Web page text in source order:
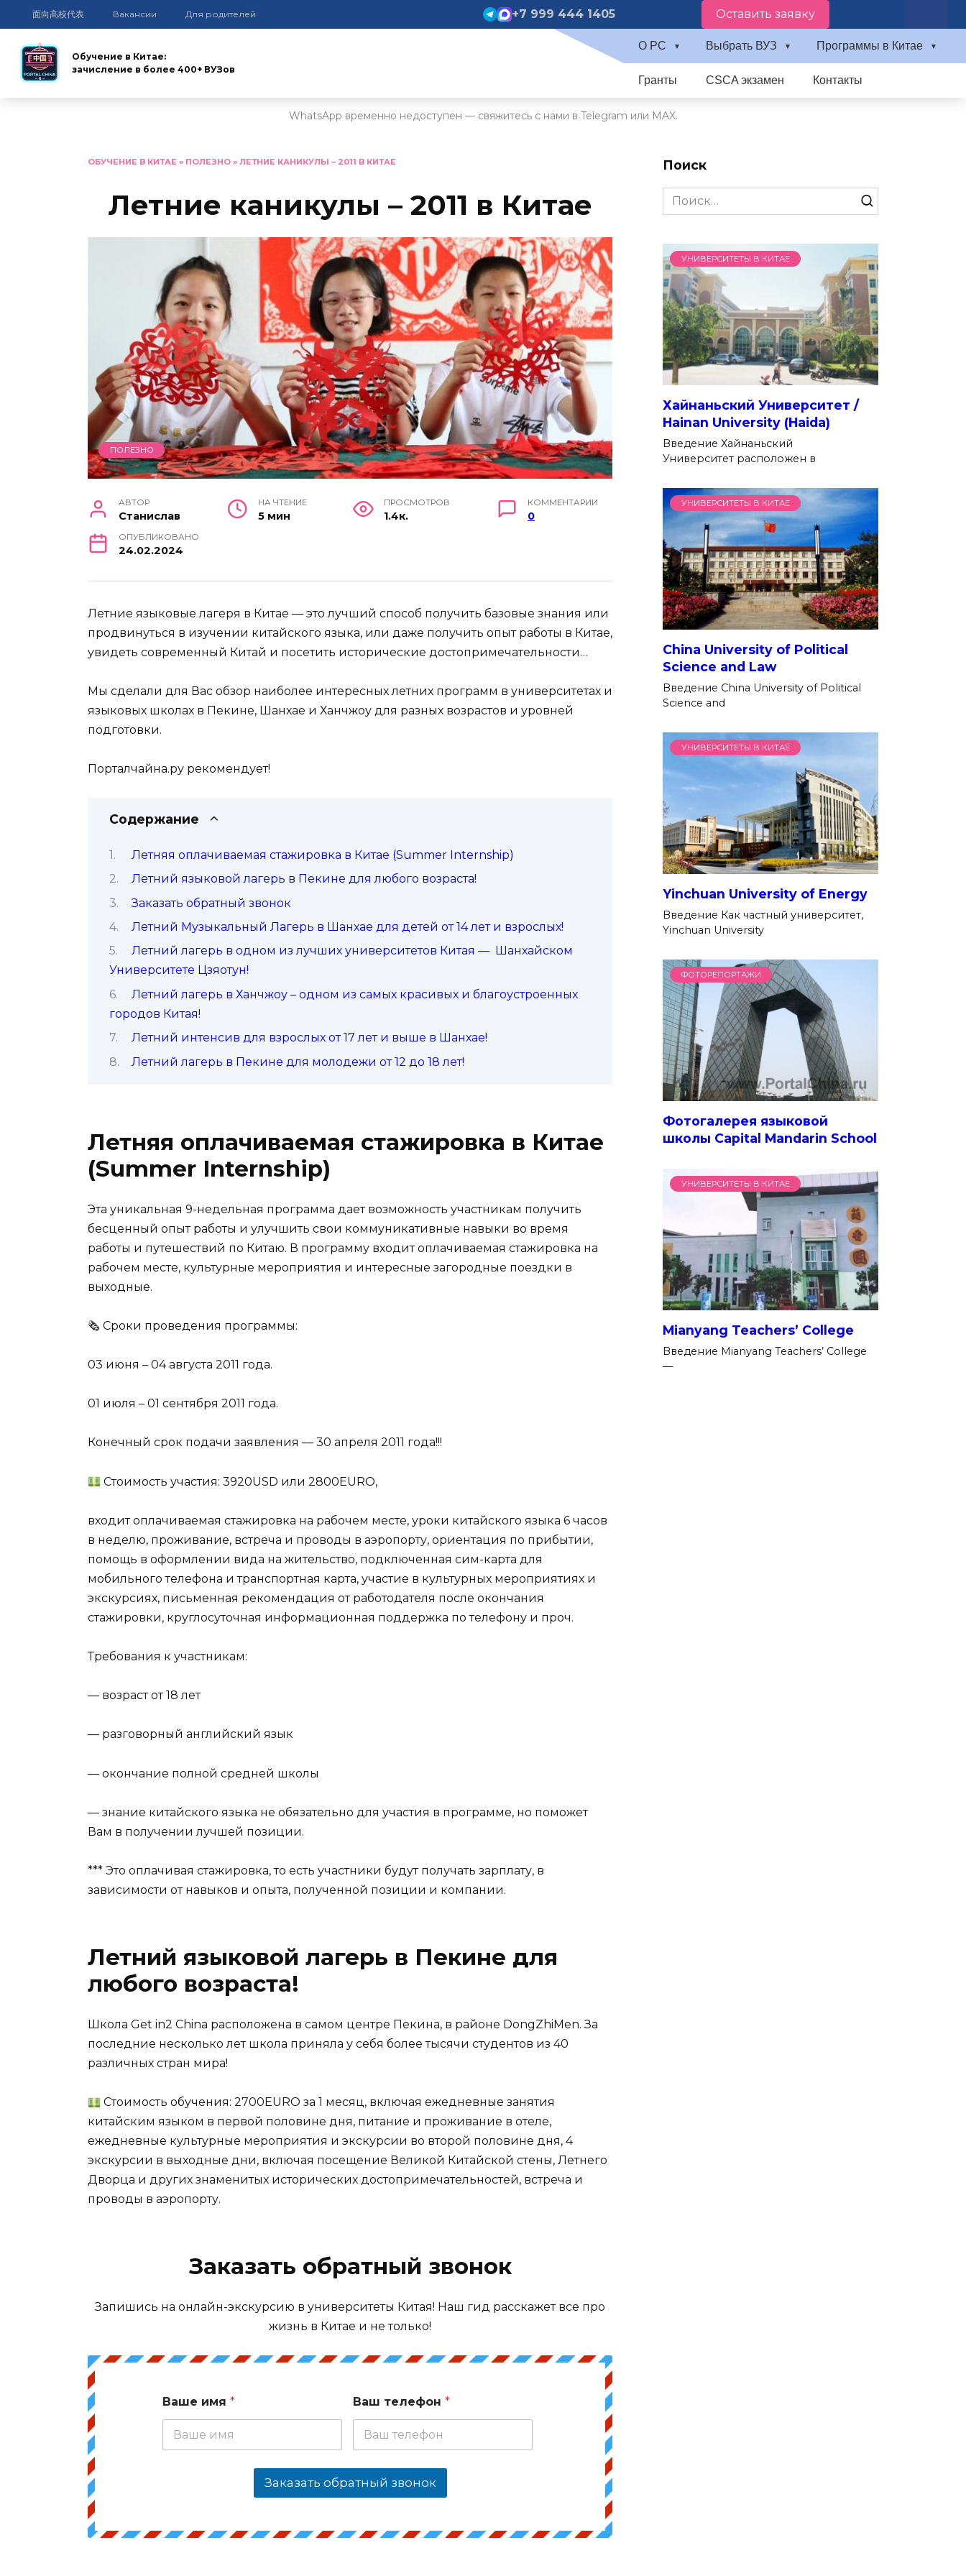
面向高校代表 Вакансии Для родителей +7 999 444 1405 Оставить заявку
Обучение в Китае:
зачисление в более 400+ ВУЗов
О PC Выбрать ВУЗ Программы в Китае
Гранты CSCA экзамен Контакты
WhatsApp временно недоступен — свяжитесь с нами в Telegram или MAX.
ОБУЧЕНИЕ В КИТАЕ » ПОЛЕЗНО » ЛЕТНИЕ КАНИКУЛЫ – 2011 В КИТАЕ
Летние каникулы – 2011 в Китае
ПОЛЕЗНО
АВТОР
Станислав
НА ЧТЕНИЕ
5 мин
ПРОСМОТРОВ
1.4к.
КОММЕНТАРИИ
0
ОПУБЛИКОВАНО
24.02.2024
Летние языковые лагеря в Китае — это лучший способ получить базовые знания или
продвинуться в изучении китайского языка, или даже получить опыт работы в Китае,
увидеть современный Китай и посетить исторические достопримечательности…
Мы сделали для Вас обзор наиболее интересных летних программ в университетах и
языковых школах в Пекине, Шанхае и Ханчжоу для разных возрастов и уровней
подготовки.
Порталчайна.ру рекомендует!
Содержание
Летняя оплачиваемая стажировка в Китае (Summer Internship)
Летний языковой лагерь в Пекине для любого возраста!
Заказать обратный звонок
Летний Музыкальный Лагерь в Шанхае для детей от 14 лет и взрослых!
Летний лагерь в одном из лучших университетов Китая — Шанхайском
Университете Цзяотун!
Летний лагерь в Ханчжоу – одном из самых красивых и благоустроенных
городов Китая!
Летний интенсив для взрослых от 17 лет и выше в Шанхае!
Летний лагерь в Пекине для молодежи от 12 до 18 лет!
Летняя оплачиваемая стажировка в Китае
(Summer Internship)
Эта уникальная 9-недельная программа дает возможность участникам получить
бесценный опыт работы и улучшить свои коммуникативные навыки во время
работы и путешествий по Китаю. В программу входит оплачиваемая стажировка на
рабочем месте, культурные мероприятия и интересные загородные поездки в
выходные.
🗞 Сроки проведения программы:
03 июня – 04 августа 2011 года.
01 июля – 01 сентября 2011 года.
Конечный срок подачи заявления — 30 апреля 2011 года!!!
Стоимость участия: 3920USD или 2800EURO,
входит оплачиваемая стажировка на рабочем месте, уроки китайского языка 6 часов
в неделю, проживание, встреча и проводы в аэропорту, ориентация по прибытии,
помощь в оформлении вида на жительство, подключенная сим-карта для
мобильного телефона и транспортная карта, участие в культурных мероприятиях и
экскурсиях, письменная рекомендация от работодателя после окончания
стажировки, круглосуточная информационная поддержка по телефону и проч.
Требования к участникам:
— возраст от 18 лет
— разговорный английский язык
— окончание полной средней школы
— знание китайского языка не обязательно для участия в программе, но поможет
Вам в получении лучшей позиции.
*** Это оплачивая стажировка, то есть участники будут получать зарплату, в
зависимости от навыков и опыта, полученной позиции и компании.
Летний языковой лагерь в Пекине для
любого возраста!
Школа Get in2 China расположена в самом центре Пекина, в районе DongZhiMen. За
последние несколько лет школа приняла у себя более тысячи студентов из 40
различных стран мира!
Стоимость обучения: 2700EURO за 1 месяц, включая ежедневные занятия
китайским языком в первой половине дня, питание и проживание в отеле,
ежедневные культурные мероприятия и экскурсии во второй половине дня, 4
экскурсии в выходные дни, включая посещение Великой Китайской стены, Летнего
Дворца и других знаменитых исторических достопримечательностей, встреча и
проводы в аэропорту.
Заказать обратный звонок
Запишись на онлайн-экскурсию в университеты Китая! Наш гид расскажет все про
жизнь в Китае и не только!
Ваше имя * Ваш телефон *
Заказать обратный звонок
Поиск
Search
for:
УНИВЕРСИТЕТЫ В КИТАЕ
Хайнаньский Университет /
Hainan University (Haida)
Введение Хайнаньский
Университет расположен в
УНИВЕРСИТЕТЫ В КИТАЕ
China University of Political
Science and Law
Введение China University of Political
Science and
УНИВЕРСИТЕТЫ В КИТАЕ
Yinchuan University of Energy
Введение Как частный университет,
Yinchuan University
ФОТОРЕПОРТАЖИ
Фотогалерея языковой
школы Capital Mandarin School
УНИВЕРСИТЕТЫ В КИТАЕ
Mianyang Teachers’ College
Введение Mianyang Teachers’ College
—